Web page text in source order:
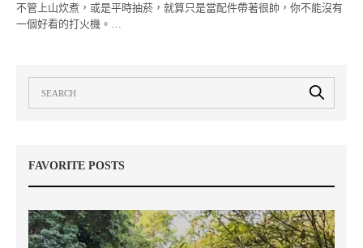
不管上山炊煮，或是平時抽菸，就算只是當配件帶著很帥，你不能沒有
一個好看的打火機。…
FAVORITE POSTS